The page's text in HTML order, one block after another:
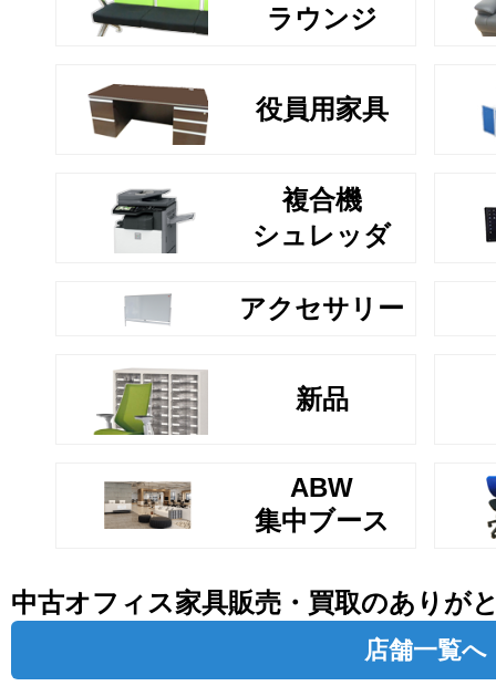
ラウンジ
役員用家具
複合機
シュレッダ
アクセサリー
新品
ABW
集中ブース
中古オフィス家具販売・買取のありが
店舗一覧へ